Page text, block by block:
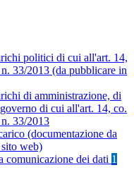
politici di cui all'art. 14,
33/2013 (da pubblicare in
di amministrazione, di
di cui all'art. 14, co.
33/2013
(documentazione da
web)
comunicazione dei dati 1